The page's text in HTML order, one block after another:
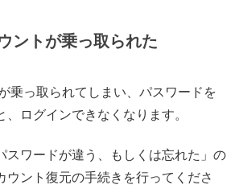
ントが乗っ取られた
乗っ取られてしまい、パスワードを
ログインできなくなります。
スワードが違う、もしくは忘れた」の
ウント復元の手続きを行ってくださ